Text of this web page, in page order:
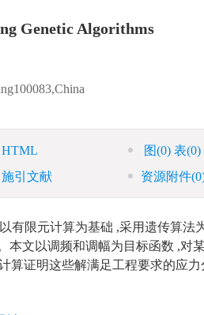
Genetic Algorithms
HTML 图(0)表(0)
施引文献 资源附件
有限元计算为基础 ,采用遗传算法
文以调频和调幅为目标函数 ,对
算证明这些解满足工程要求的应